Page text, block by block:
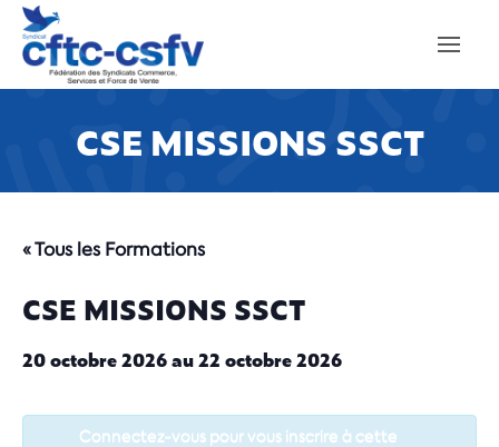
CSE MISSIONS SSCT
« Tous les Formations
CSE MISSIONS SSCT
20 octobre 2026au22 octobre 2026
Connectez-vous pour vous inscrire à cette